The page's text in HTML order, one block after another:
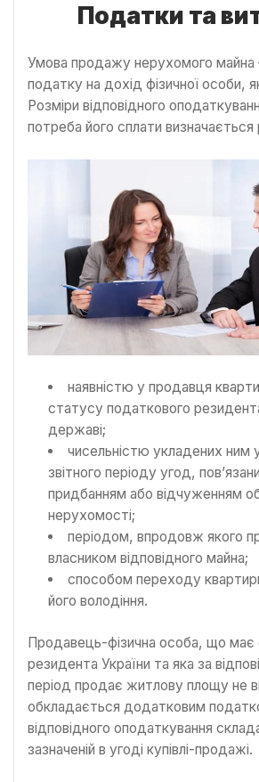
Податки та
Умова продажу нерухомого майна
податку на дохід фізичної особи,
Розміри відповідного
потреба його сплати визначається
наявністю у продавця
статусу податкового
державі;
чисельністю укладених ним
звітного періоду угод,
придбанням або відчуженням
нерухомості;
періодом, впродовж якого
власником відповідного майна;
способом переходу
його володіння.
Продавець-фізична особа, що має
резидента України та яка за
період продає житлову площу не
обкладається додатковим
відповідного оподаткування
зазначеній в угоді купівлі-продажі.